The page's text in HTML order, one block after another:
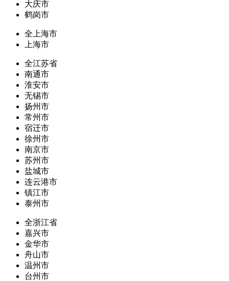
大庆市
鹤岗市
全上海市
上海市
全江苏省
南通市
淮安市
无锡市
扬州市
常州市
宿迁市
徐州市
南京市
苏州市
盐城市
连云港市
镇江市
泰州市
全浙江省
嘉兴市
金华市
舟山市
温州市
台州市